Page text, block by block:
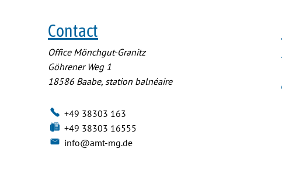
Contact
Office Mönchgut-Granitz
Göhrener Weg 1
18586 Baabe, station balnéaire
+49 38303 163
+49 38303 16555
info@amt-mg.de